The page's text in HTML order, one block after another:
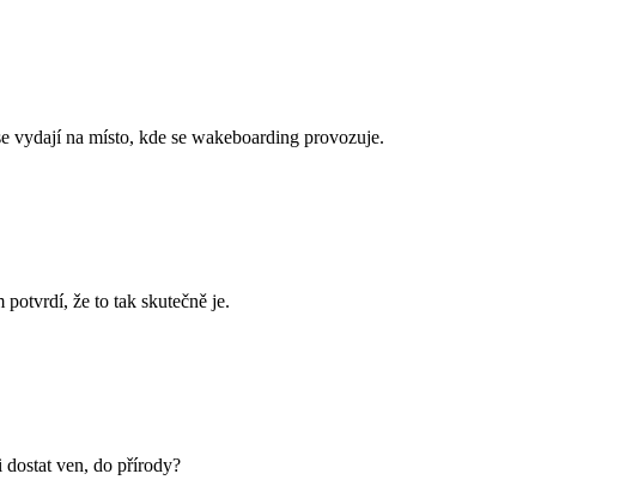
vydají na místo, kde se wakeboarding provozuje.
že to tak skutečně je.
dostat ven, do přírody?